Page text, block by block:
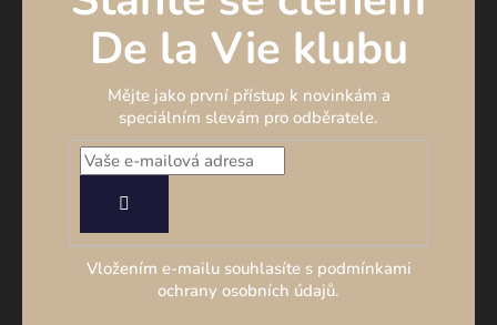
De la Vie klubu
Mějte jako první přístup k novinkám a
speciálním slevám pro odběratele.
SE
Vložením e-mailu souhlasíte s podmínkami
ochrany osobních údajů.